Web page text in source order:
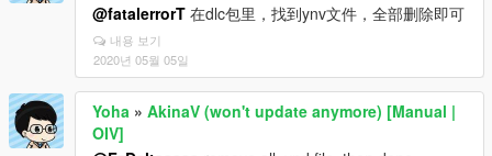
@fatalerrorT 在dlc包里，找到ynv文件，全部删除即可
내용 보기
2020년 05월 05일
Yoha » AkinaV (won't update anymore) [Manual |
OIV]